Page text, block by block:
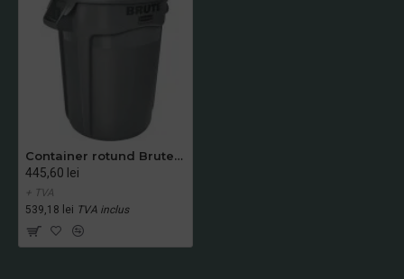
Container rotund Brute cu canale de aerisire, 75.7 L, gri, RUBBERMAID
445,60 lei
+ TVA
539,18 lei TVA inclus